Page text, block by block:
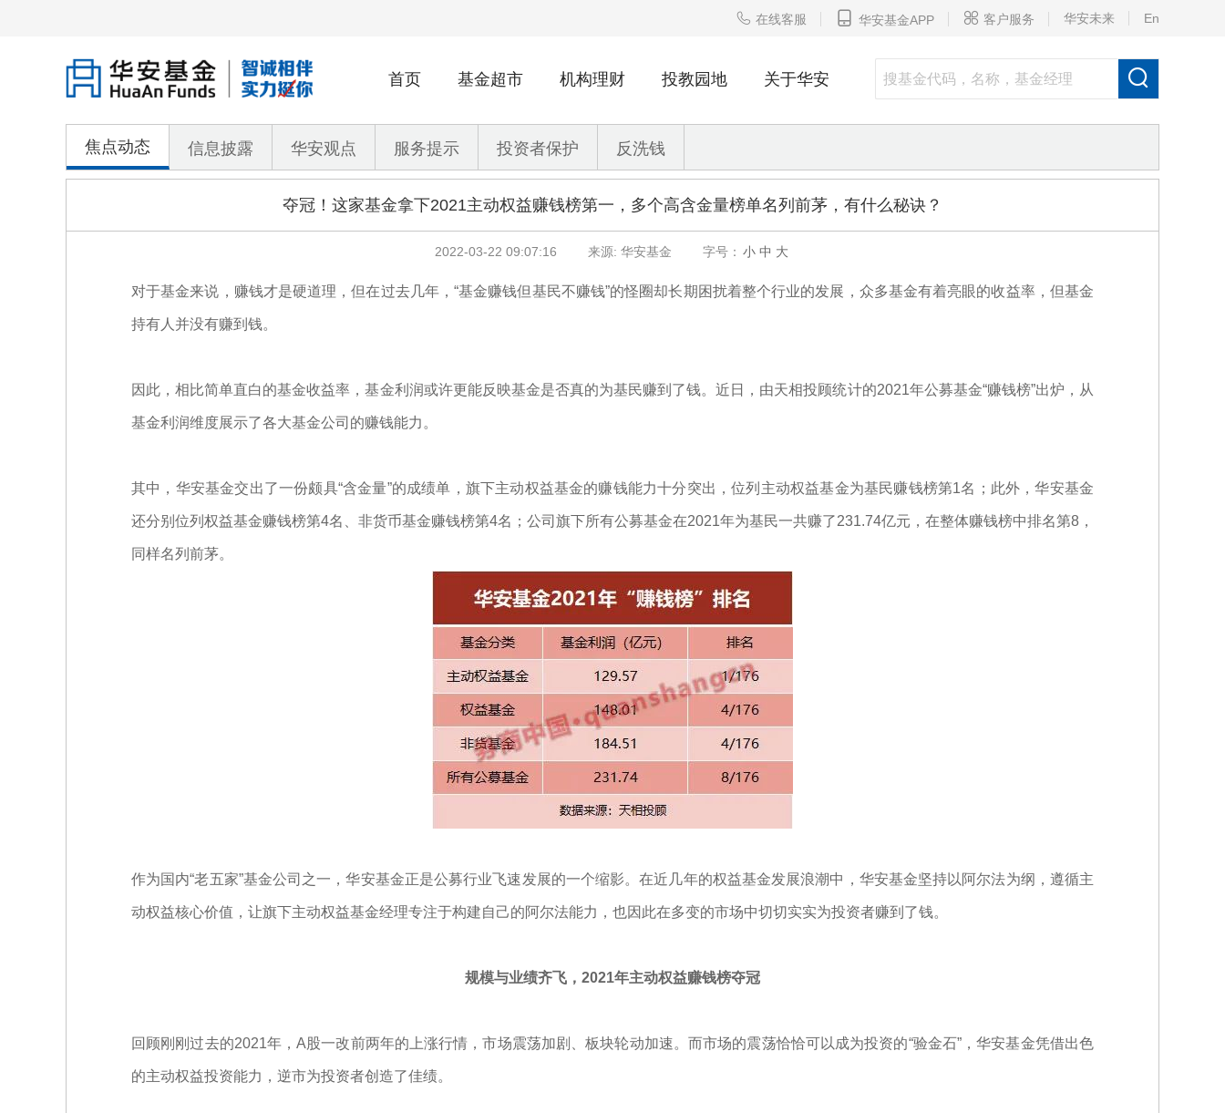
 在线客服  华安基金APP  客户服务 华安未来 En

首页 基金超市 机构理财 投教园地 关于华安
焦点动态 信息披露 华安观点 服务提示 投资者保护 反洗钱
夺冠！这家基金拿下2021主动权益赚钱榜第一，多个高含金量榜单名列前茅，有什么秘诀？
2022-03-22 09:07:16 来源: 华安基金 字号： 小 中 大
对于基金来说，赚钱才是硬道理，但在过去几年，“基金赚钱但基民不赚钱”的怪圈却长期困扰着整个行业的发展，众多基金有着亮眼的收益率，但基金
持有人并没有赚到钱。
因此，相比简单直白的基金收益率，基金利润或许更能反映基金是否真的为基民赚到了钱。近日，由天相投顾统计的2021年公募基金“赚钱榜”出炉，从
基金利润维度展示了各大基金公司的赚钱能力。
其中，华安基金交出了一份颇具“含金量”的成绩单，旗下主动权益基金的赚钱能力十分突出，位列主动权益基金为基民赚钱榜第1名；此外，华安基金
还分别位列权益基金赚钱榜第4名、非货币基金赚钱榜第4名；公司旗下所有公募基金在2021年为基民一共赚了231.74亿元，在整体赚钱榜中排名第8，
同样名列前茅。
作为国内“老五家”基金公司之一，华安基金正是公募行业飞速发展的一个缩影。在近几年的权益基金发展浪潮中，华安基金坚持以阿尔法为纲，遵循主
动权益核心价值，让旗下主动权益基金经理专注于构建自己的阿尔法能力，也因此在多变的市场中切切实实为投资者赚到了钱。
规模与业绩齐飞，2021年主动权益赚钱榜夺冠
回顾刚刚过去的2021年，A股一改前两年的上涨行情，市场震荡加剧、板块轮动加速。而市场的震荡恰恰可以成为投资的“验金石”，华安基金凭借出色
的主动权益投资能力，逆市为投资者创造了佳绩。